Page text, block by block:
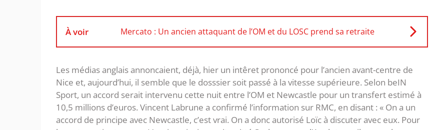
À voir Mercato : Un ancien attaquant de l’OM et du LOSC prend sa retraite
Les médias anglais annoncaient, déjà, hier un intêret prononcé pour l’ancien avant-centre de
Nice et, aujourd’hui, il semble que le dosssier soit passé à la vitesse supérieure. Selon beIN
Sport, un accord serait intervenu cette nuit entre l’OM et Newcastle pour un transfert estimé à
10,5 millions d’euros. Vincent Labrune a confirmé l’information sur RMC, en disant : « On a un
accord de principe avec Newcastle, c’est vrai. On a donc autorisé Loïc à discuter avec eux. Pour